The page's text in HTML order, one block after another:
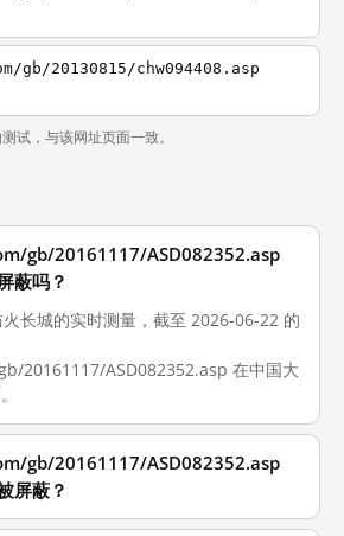
20130815/chw094408.asp
试，与该网址页面一致。
gb/20161117/ASD082352.asp
蔽吗？
长城的实时测量，截至 2026-06-22 的
20161117/ASD082352.asp 在中国大
gb/20161117/ASD082352.asp
屏蔽？